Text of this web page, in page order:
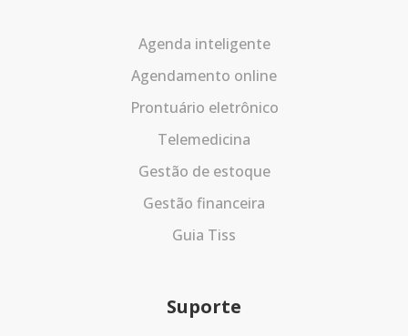
Agenda inteligente
Agendamento online
Prontuário eletrônico
Telemedicina
Gestão de estoque
Gestão financeira
Guia Tiss
Suporte